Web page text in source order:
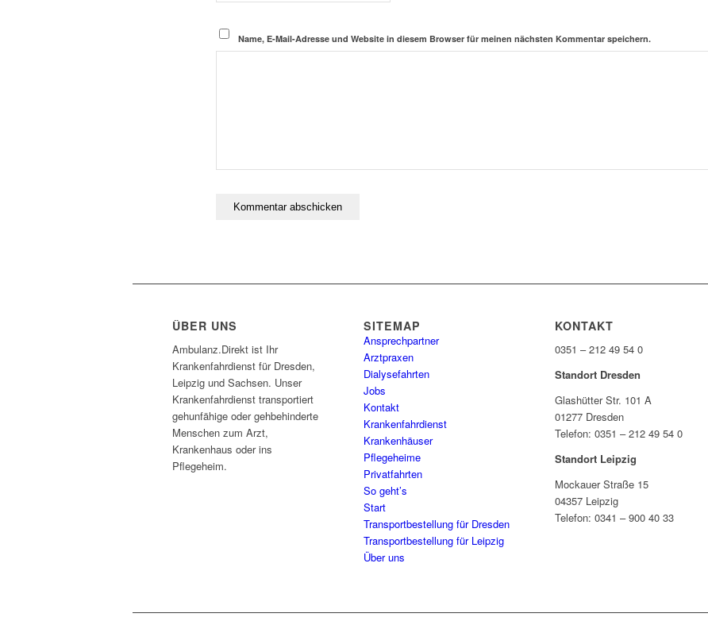
Name, E-Mail-Adresse und Website in diesem Browser für meinen nächsten Kommentar speichern.
ÜBER UNS
Ambulanz.Direkt ist Ihr
Krankenfahrdienst für Dresden,
Leipzig und Sachsen. Unser
Krankenfahrdienst transportiert
gehunfähige oder gehbehinderte
Menschen zum Arzt,
Krankenhaus oder ins
Pflegeheim.
SITEMAP
Ansprechpartner
Arztpraxen
Dialysefahrten
Jobs
Kontakt
Krankenfahrdienst
Krankenhäuser
Pflegeheime
Privatfahrten
So geht’s
Start
Transportbestellung für Dresden
Transportbestellung für Leipzig
Über uns
KONTAKT
0351 – 212 49 54 0
Standort Dresden
Glashütter Str. 101 A
01277 Dresden
Telefon: 0351 – 212 49 54 0
Standort Leipzig
Mockauer Straße 15
04357 Leipzig
Telefon: 0341 – 900 40 33